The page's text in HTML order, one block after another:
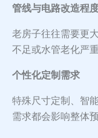
管线与电路改造程
老房子往往需要更
不足或水管老化严
个性化定制需求
特殊尺寸定制、智
需求都会影响整体预